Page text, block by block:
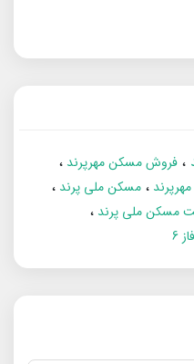
فروش مسکن مهرپرند
مسکن ملی پرند
مسکن ملی پرند
6